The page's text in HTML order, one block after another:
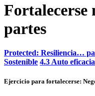
Fortalecerse
partes
Protected: Resiliencia…
Sostenible 4.3 Auto eficacia
Ejercicio para fortalecerse: